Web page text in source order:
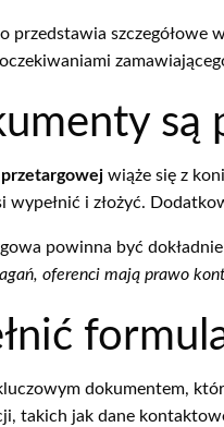
przedstawia
są
wiąże się z
i złożyć.
powinna być
oferenci mają prawo
dokumentem,
takich jak dane